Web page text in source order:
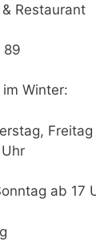
Restaurant
89
Winter:
Freitag
ab 17